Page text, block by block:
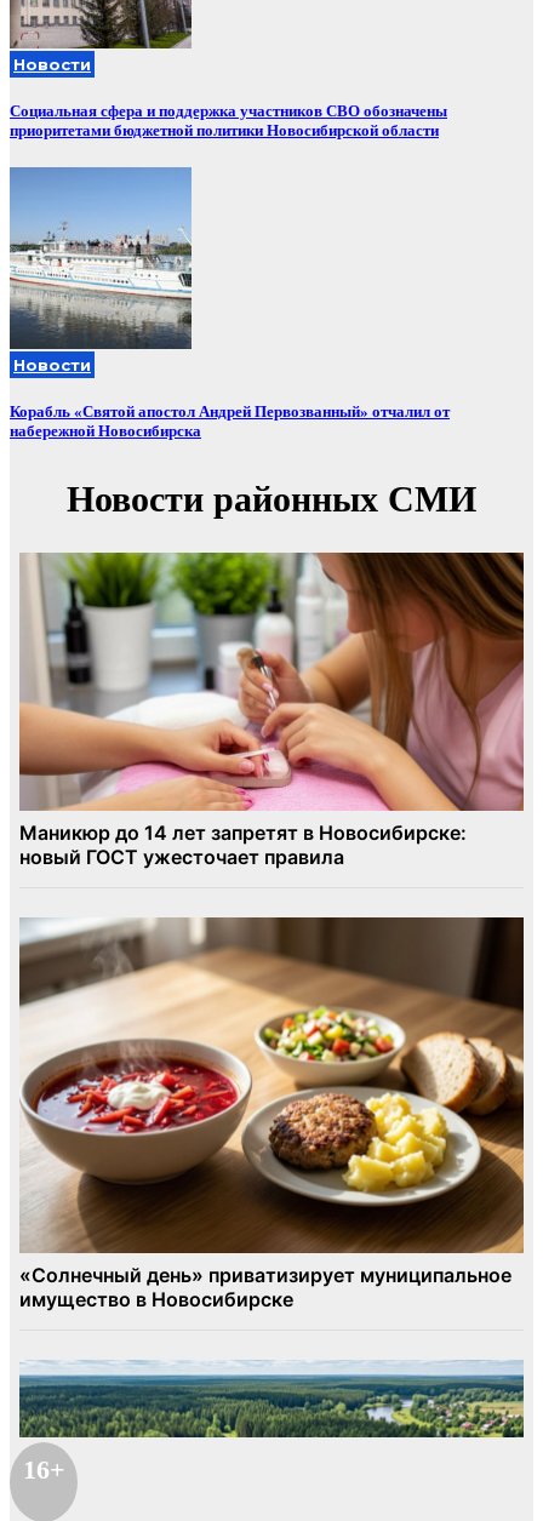
Новости
Социальная сфера и поддержка участников СВО обозначены
приоритетами бюджетной политики Новосибирской области
Новости
Корабль «Святой апостол Андрей Первозванный» отчалил от
набережной Новосибирска
16+